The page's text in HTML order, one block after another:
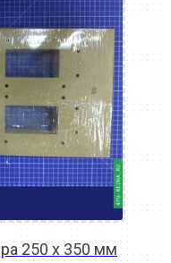
250 х 350 мм